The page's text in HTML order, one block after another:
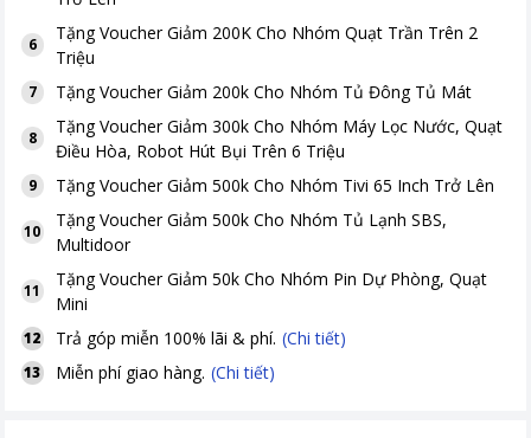
6
TặngVoucher Giảm 200K Cho Nhóm Quạt Trần Trên 2
Triệu
7 TặngVoucher Giảm 200k Cho Nhóm Tủ Đông Tủ Mát
8
TặngVoucher Giảm 300k Cho Nhóm Máy Lọc Nước, Quạt
Điều Hòa, Robot Hút Bụi Trên 6 Triệu
9 TặngVoucher Giảm 500k Cho Nhóm Tivi 65 Inch Trở Lên
10
TặngVoucher Giảm 500k Cho Nhóm Tủ Lạnh SBS,
Multidoor
11
TặngVoucher Giảm 50k Cho Nhóm Pin Dự Phòng, Quạt
Mini
12 Trả góp miễn 100% lãi & phí. (Chi tiết)
13 Miễn phí giao hàng. (Chi tiết)